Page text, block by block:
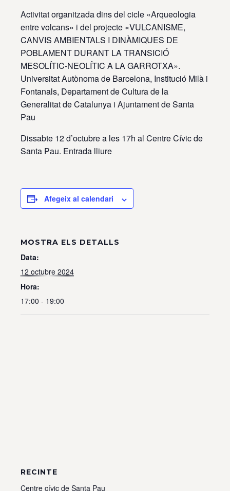
Activitat organitzada dins del cicle «Arqueologia
entre volcans» i del projecte «VULCANISME,
CANVIS AMBIENTALS I DINÀMIQUES DE
POBLAMENT DURANT LA TRANSICIÓ
MESOLÍTIC-NEOLÍTIC A LA GARROTXA».
Universitat Autònoma de Barcelona, Institució Milà i
Fontanals, Departament de Cultura de la
Generalitat de Catalunya i Ajuntament de Santa
Pau
Dissabte 12 d’octubre a les 17h al Centre Cívic de
Santa Pau. Entrada lliure
Afegeix al calendari
MOSTRA ELS DETALLS
Data:
12 octubre 2024
Hora:
17:00 - 19:00
RECINTE
Centre cívic de Santa Pau